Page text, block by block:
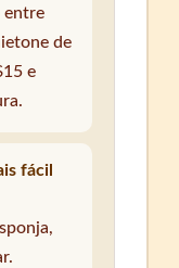
entre
de
e
fácil